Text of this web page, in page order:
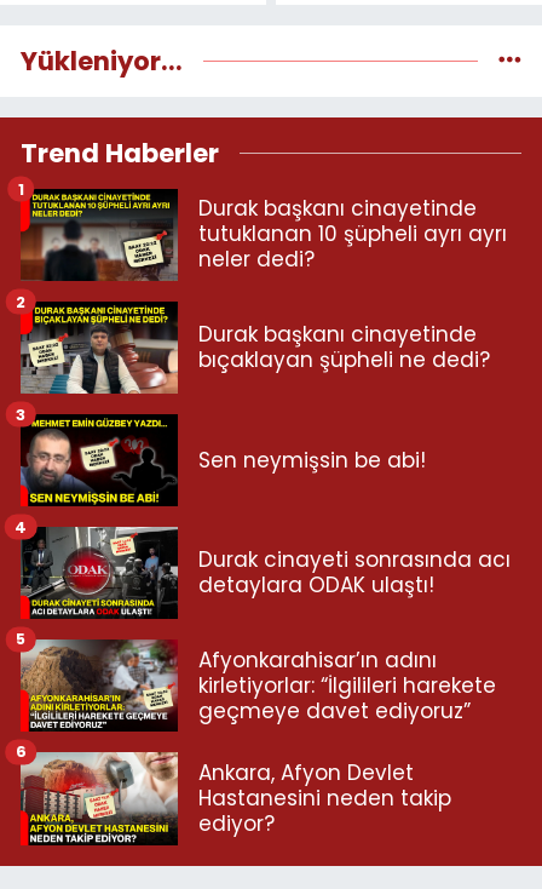
Yükleniyor...
Trend Haberler
Durak başkanı cinayetinde
tutuklanan 10 şüpheli ayrı ayrı
neler dedi?
1
Durak başkanı cinayetinde
bıçaklayan şüpheli ne dedi?
2
Sen neymişsin be abi!
3
Durak cinayeti sonrasında acı
detaylara ODAK ulaştı!
4
Afyonkarahisar’ın adını
kirletiyorlar: “İlgilileri harekete
geçmeye davet ediyoruz”
5
Ankara, Afyon Devlet
Hastanesini neden takip
ediyor?
6